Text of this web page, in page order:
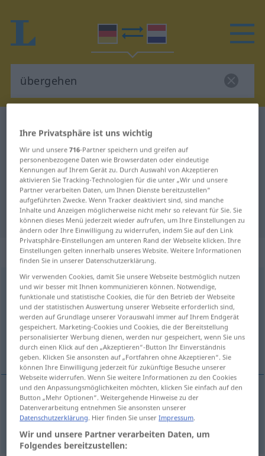
Deutsch-Niederländisch
Übersetzung für "übergehen"
"übergehen" Niederländisch
Übersetzung
„übergehen“
übergehen
Übersicht aller Übersetzungen
(Für mehr Details die Übersetzung anklicken/antippen)
overgaan
overgaan(auf, in AKKop, in) übergehen
Ihre Privatsphäre ist uns wichtig
Wir und unsere716-Partner speichern und greifen auf
personenbezogene Daten wie Browserdaten oder eindeutige
Kennungen auf Ihrem Gerät zu. Durch Auswahl von Akzeptieren
aktivieren Sie Tracking-Technologien für die unter „Wir und unsere
Partner verarbeiten Daten, um Ihnen Dienste bereitzustellen“
aufgeführten Zwecke. Wenn Tracker deaktiviert sind, sind manche
Inhalte und Anzeigen möglicherweise nicht mehr so relevant für Sie. Sie
können dieses Menü jederzeit wieder aufrufen, um Ihre Einstellungen zu
ändern oder Ihre Einwilligung zu widerrufen, indem Sie auf den Link
Privatsphäre-Einstellungen am unteren Rand der Webseite klicken. Ihre
Einstellungen gelten innerhalb unseres Website. Weitere Informationen
finden Sie in unserer Datenschutzerklärung.
Wir verwenden Cookies, damit Sie unsere Webseite bestmöglich nutzen
und wir besser mit Ihnen kommunizieren können. Notwendige,
funktionale und statistische Cookies, die für den Betrieb der Webseite
und der statistischen Auswertung unserer Webseite erforderlich sind,
werden auf Grundlage unserer Vorauswahl immer auf Ihrem Endgerät
gespeichert. Marketing-Cookies und Cookies, die der Bereitstellung
personalisierter Werbung dienen, werden nur gespeichert, wenn Sie uns
durch einen Klick auf den „Akzeptieren“-Button Ihr Einverständnis
geben. Klicken Sie ansonsten auf „Fortfahren ohne Akzeptieren“. Sie
können Ihre Einwilligung jederzeit für zukünftige Besuche unserer
Webseite widerrufen. Wenn Sie weitere Informationen zu den Cookies
und den Anpassungsmöglichkeiten möchten, klicken Sie einfach auf den
Button „Mehr Optionen“. Weitergehende Hinweise zu der
Datenverarbeitung entnehmen Sie ansonsten unserer
Datenschutzerklärung. Hier finden Sie unserImpressum.
Wir und unsere Partner verarbeiten Daten, um
Folgendes bereitzustellen: